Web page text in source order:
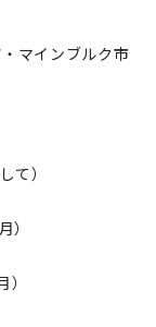
マインブルク市
て）
）